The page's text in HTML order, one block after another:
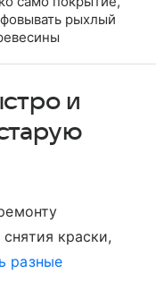
рыхлый
и
краски,
разные